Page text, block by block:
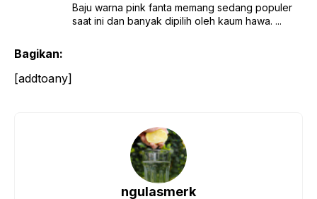
Baju warna pink fanta memang sedang populer
saat ini dan banyak dipilih oleh kaum hawa. ...
Bagikan:
[addtoany]
ngulasmerk